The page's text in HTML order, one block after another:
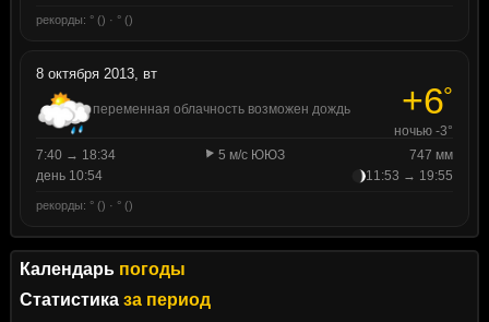
рекорды: ° () · ° ()
8 октября 2013, вт
переменная облачность возможен дождь +6°
ночью -3°
7:40 → 18:34
5 м/с ЮЮЗ
747 мм
день 10:54
11:53 → 19:55
рекорды: ° () · ° ()
Календарь погоды
Статистика за период